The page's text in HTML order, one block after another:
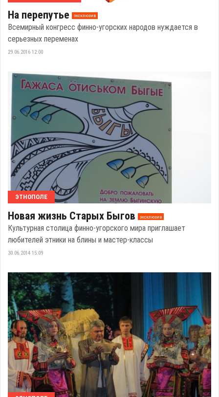
На перепутье эксклюзив
Всемирный конгресс финно-угорских народов нуждается в
серьезных переменах
29.06.2016 12:00
ЭТНОПОЛЕ
Новая жизнь Старых Быгов эксклюзив
Культурная столица финно-угорского мира приглашает
любителей этники на блины и мастер-классы
30.06.2014 15:09